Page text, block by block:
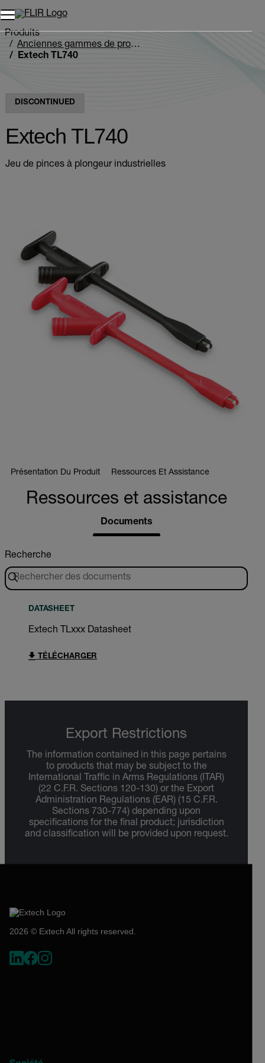
Unread messages
Modèle
Supprimer
articles
Ajouter au panier
Ajouté au panier
Produits
Anciennes gammes de produits
Extech TL740
DISCONTINUED
Extech TL740
Jeu de pinces à plongeur industrielles
Présentation Du Produit Ressources Et Assistance
Ressources et assistance
Documents
Recherche
DATASHEET
Extech TLxxx Datasheet
TÉLÉCHARGER
Export Restrictions
The information contained in this page pertains
to products that may be subject to the
International Traffic in Arms Regulations (ITAR)
(22 C.F.R. Sections 120-130) or the Export
Administration Regulations (EAR) (15 C.F.R.
Sections 730-774) depending upon
specifications for the final product; jurisdiction
and classification will be provided upon request.
2026 © Extech All rights reserved.